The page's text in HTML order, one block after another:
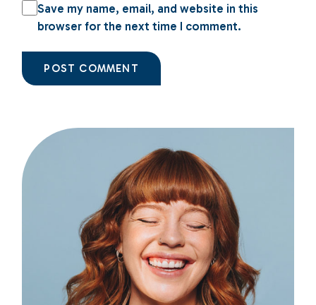
Save my name, email, and website in this
browser for the next time I comment.
POST COMMENT